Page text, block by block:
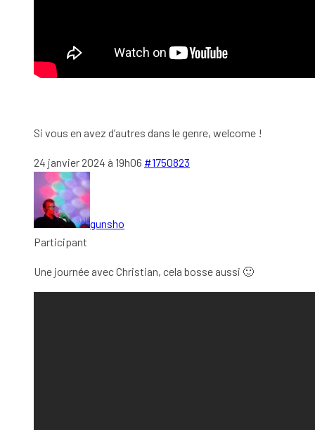
Si vous en avez d’autres dans le genre, welcome !
24 janvier 2024 à 19h06 #1750823
gunsho
Participant
Une journée avec Christian, cela bosse aussi 🙂